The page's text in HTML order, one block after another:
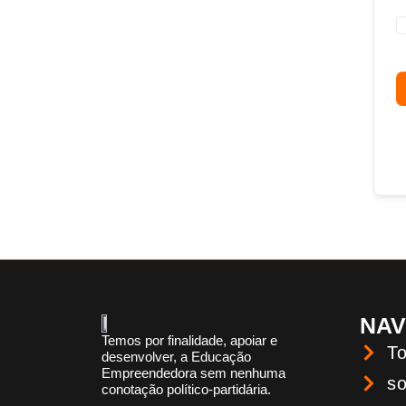
Temos por finalidade, apoiar e
desenvolver, a Educação
Empreendedora sem nenhuma
conotação político-partidária.